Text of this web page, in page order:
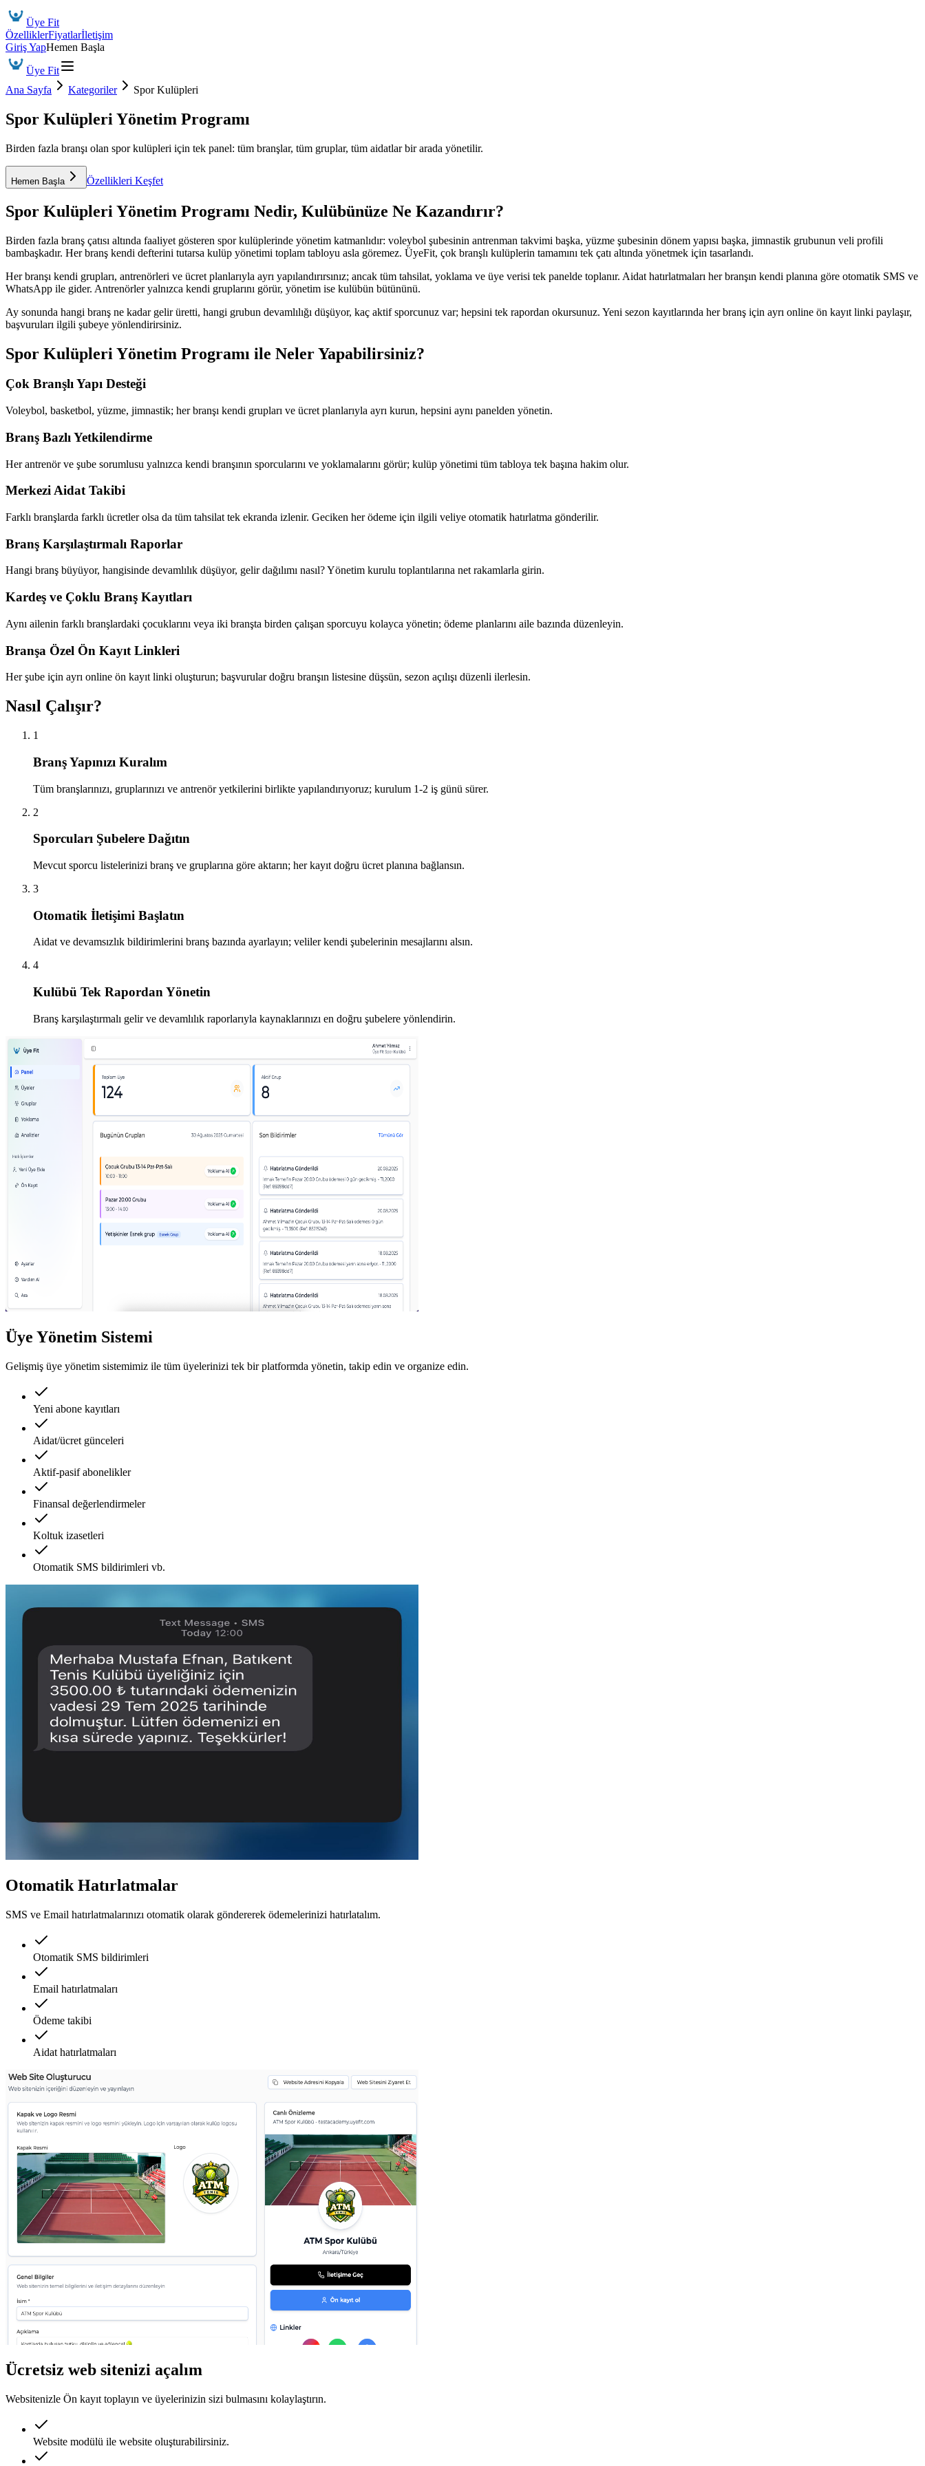
Üye Fit
ÖzelliklerFiyatlarİletişim
Giriş YapHemen Başla
Üye Fit
Ana Sayfa
Kategoriler Spor Kulüpleri
Spor Kulüpleri Yönetim Programı
Birden fazla branşı olan spor kulüpleri için tek panel: tüm branşlar, tüm gruplar, tüm aidatlar bir arada yönetilir.
Hemen Başla Özellikleri Keşfet
Spor Kulüpleri Yönetim Programı Nedir, Kulübünüze Ne Kazandırır?
Birden fazla branş çatısı altında faaliyet gösteren spor kulüplerinde yönetim katmanlıdır: voleybol şubesinin antrenman takvimi başka, yüzme şubesinin dönem yapısı başka, jimnastik grubunun veli profili
bambaşkadır. Her branş kendi defterini tutarsa kulüp yönetimi toplam tabloyu asla göremez. ÜyeFit, çok branşlı kulüplerin tamamını tek çatı altında yönetmek için tasarlandı.
Her branşı kendi grupları, antrenörleri ve ücret planlarıyla ayrı yapılandırırsınız; ancak tüm tahsilat, yoklama ve üye verisi tek panelde toplanır. Aidat hatırlatmaları her branşın kendi planına göre otomatik SMS ve
WhatsApp ile gider. Antrenörler yalnızca kendi gruplarını görür, yönetim ise kulübün bütününü.
Ay sonunda hangi branş ne kadar gelir üretti, hangi grubun devamlılığı düşüyor, kaç aktif sporcunuz var; hepsini tek rapordan okursunuz. Yeni sezon kayıtlarında her branş için ayrı online ön kayıt linki paylaşır,
başvuruları ilgili şubeye yönlendirirsiniz.
Spor Kulüpleri Yönetim Programı ile Neler Yapabilirsiniz?
Çok Branşlı Yapı Desteği
Voleybol, basketbol, yüzme, jimnastik; her branşı kendi grupları ve ücret planlarıyla ayrı kurun, hepsini aynı panelden yönetin.
Branş Bazlı Yetkilendirme
Her antrenör ve şube sorumlusu yalnızca kendi branşının sporcularını ve yoklamalarını görür; kulüp yönetimi tüm tabloya tek başına hakim olur.
Merkezi Aidat Takibi
Farklı branşlarda farklı ücretler olsa da tüm tahsilat tek ekranda izlenir. Geciken her ödeme için ilgili veliye otomatik hatırlatma gönderilir.
Branş Karşılaştırmalı Raporlar
Hangi branş büyüyor, hangisinde devamlılık düşüyor, gelir dağılımı nasıl? Yönetim kurulu toplantılarına net rakamlarla girin.
Kardeş ve Çoklu Branş Kayıtları
Aynı ailenin farklı branşlardaki çocuklarını veya iki branşta birden çalışan sporcuyu kolayca yönetin; ödeme planlarını aile bazında düzenleyin.
Branşa Özel Ön Kayıt Linkleri
Her şube için ayrı online ön kayıt linki oluşturun; başvurular doğru branşın listesine düşsün, sezon açılışı düzenli ilerlesin.
Nasıl Çalışır?
1
Branş Yapınızı Kuralım
Tüm branşlarınızı, gruplarınızı ve antrenör yetkilerini birlikte yapılandırıyoruz; kurulum 1-2 iş günü sürer.
2
Sporcuları Şubelere Dağıtın
Mevcut sporcu listelerinizi branş ve gruplarına göre aktarın; her kayıt doğru ücret planına bağlansın.
3
Otomatik İletişimi Başlatın
Aidat ve devamsızlık bildirimlerini branş bazında ayarlayın; veliler kendi şubelerinin mesajlarını alsın.
4
Kulübü Tek Rapordan Yönetin
Branş karşılaştırmalı gelir ve devamlılık raporlarıyla kaynaklarınızı en doğru şubelere yönlendirin.
Üye Yönetim Sistemi
Gelişmiş üye yönetim sistemimiz ile tüm üyelerinizi tek bir platformda yönetin, takip edin ve organize edin.
Yeni abone kayıtları
Aidat/ücret günceleri
Aktif-pasif abonelikler
Finansal değerlendirmeler
Koltuk izasetleri
Otomatik SMS bildirimleri vb.
Otomatik Hatırlatmalar
SMS ve Email hatırlatmalarınızı otomatik olarak göndererek ödemelerinizi hatırlatalım.
Otomatik SMS bildirimleri
Email hatırlatmaları
Ödeme takibi
Aidat hatırlatmaları
Ücretsiz web sitenizi açalım
Websitenizle Ön kayıt toplayın ve üyelerinizin sizi bulmasını kolaylaştırın.
Website modülü ile website oluşturabilirsiniz.